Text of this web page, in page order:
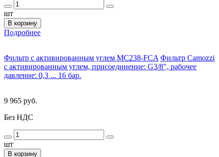
шт
В корзину
Подробнее
Фильтр с активированным углем MC238-FCA Фильтр Camozzi
с активированным углем, присоединение: G3/8", рабочее
давление: 0,3 ... 16 бар.
9 965 руб.
Без НДС
шт
В корзину